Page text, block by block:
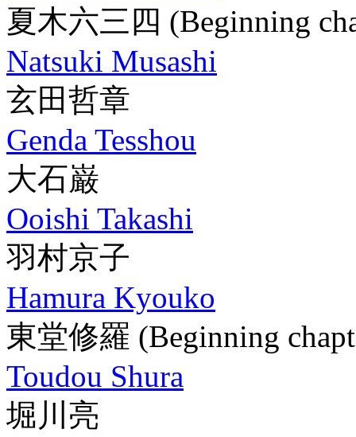
夏木六三四 (Beginning
Natsuki Musashi
玄田哲章
Genda Tesshou
大石巌
Ooishi Takashi
羽村京子
Hamura Kyouko
東堂修羅 (Beginning
Toudou Shura
堀川亮